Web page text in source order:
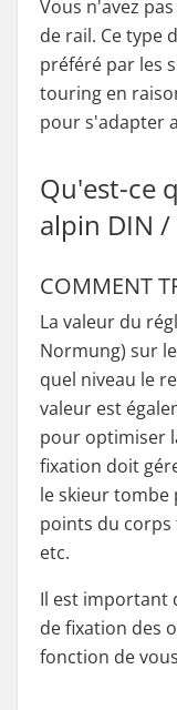
Vous n'avez
de rail. Ce type
préféré par les
touring en
pour s'adapter
Qu'est-ce
alpin DIN /
COMMENT
La valeur du
Normung) sur
quel niveau le
valeur est
pour optimiser
fixation doit
le skieur tombe
points du corps
etc.
Il est important
de fixation des
fonction de